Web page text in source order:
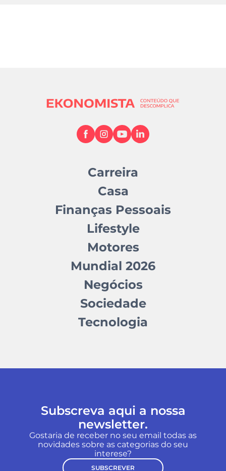
Carreira
Casa
Finanças Pessoais
Lifestyle
Motores
Mundial 2026
Negócios
Sociedade
Tecnologia
Subscreva aqui a nossa
newsletter.
Gostaria de receber no seu email todas as
novidades sobre as categorias do seu
interese?
SUBSCREVER